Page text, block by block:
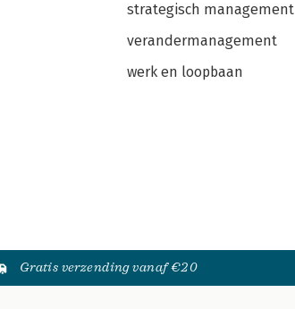
strategisch management
verandermanagement
werk en loopbaan
Gratis verzending vanaf €20